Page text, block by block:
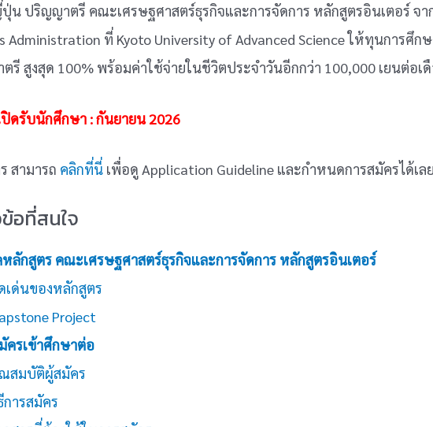
น ปริญญาตรี คณะเศรษฐศาสตร์ธุรกิจและการจัดการ หลักสูตรอินเตอร์ จา
Administration ที่ Kyoto University of Advanced Science ให้ทุนการศึ
รี สูงสุด 100% พร้อมค่าใช้จ่ายในชีวิตประจำวันอีกกว่า 100,000 เยนต่อเ
ปิดรับนักศึกษา : กันยายน 2026
สามารถ คลิกที่นี่ เพื่อดู Application Guideline และกำหนดการสมัครได้เล
อที่สนใจ
ลักสูตร คณะเศรษฐศาสตร์ธุรกิจและการจัดการ หลักสูตรอินเตอร์
เด่นของหลักสูตร
Project
ครเข้าศึกษาต่อ
สมบัติผู้สมัคร
การสมัคร